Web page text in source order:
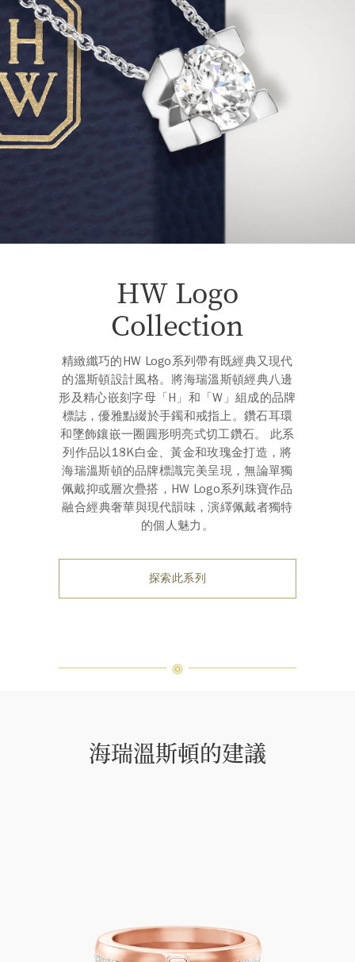
HW Logo
Collection
精緻纖巧的HW Logo系列帶有既經典又現代
的溫斯頓設計風⁠格。將海瑞溫斯頓經典八邊
形及精心嵌刻字母「H」和「W」組成的品牌
標誌，優雅點綴於手鐲和戒指上。鑽石耳⁠環
和墜飾鑲嵌一圈圓形明亮式切工鑽石。 此系
列作品以18K白金、黃金和玫瑰金打造，將
海瑞溫斯頓的品牌標識完⁠美呈⁠現，無論單獨
佩戴抑或層次疊搭，HW Logo系列珠寶作品
融⁠合經典奢華與現代韻味，演繹佩戴者獨特
的個人魅⁠力。
探索此系列
海瑞溫斯頓的建議